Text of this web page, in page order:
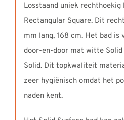
Losstaand uniek rechthoekig
Rectangular Square. Dit
mm lang, 168 cm. Het bad is
door-en-door mat witte
Solid. Dit topkwaliteit
zeer hygiënisch omdat het
naden kent.